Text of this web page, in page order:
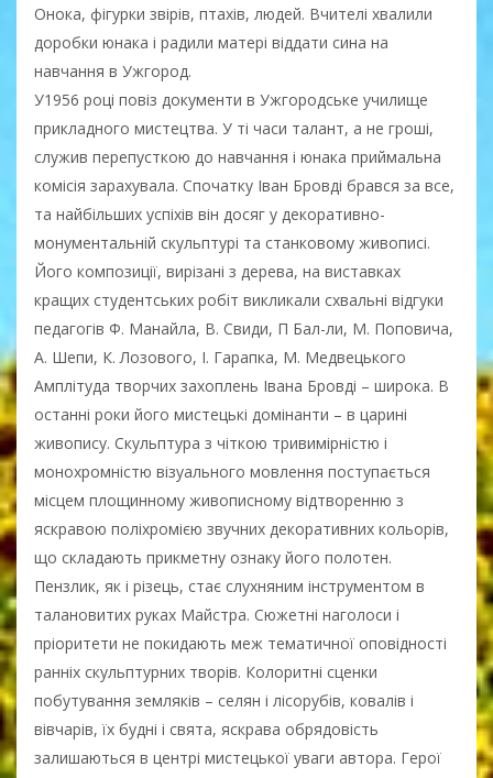
Онока, фігурки звірів, птахів, людей. Вчителі хвалили
доробки юнака і радили матері віддати сина на
навчання в Ужгород.
У1956 році повіз документи в Ужгородське училище
прикладного мистецтва. У ті часи талант, а не гроші,
служив перепусткою до навчання і юнака приймальна
комісія зарахувала. Спочатку Іван Бровді брався за все,
та найбільших успіхів він досяг у декоративно-
монументальній скульптурі та станковому живописі.
Його композиції, вирізані з дерева, на виставках
кращих студентських робіт викликали схвальні відгуки
педагогів Ф. Манайла, В. Свиди, П Бал-ли, М. Поповича,
А. Шепи, К. Лозового, І. Гарапка, М. Медвецького
Амплітуда творчих захоплень Івана Бровді – широка. В
останні роки його мистецькі домінанти – в царині
живопису. Скульптура з чіткою тривимірністю і
монохромністю візуального мовлення поступається
місцем площинному живописному відтворенню з
яскравою поліхромією звучних декоративних кольорів,
що складають прикметну ознаку його полотен.
Пензлик, як і різець, стає слухняним інструментом в
талановитих руках Майстра. Сюжетні наголоси і
пріоритети не покидають меж тематичної оповідності
ранніх скульптурних творів. Колоритні сценки
побутування земляків – селян і лісорубів, ковалів і
вівчарів, їх будні і свята, яскрава обрядовість
залишаються в центрі мистецької уваги автора. Герої